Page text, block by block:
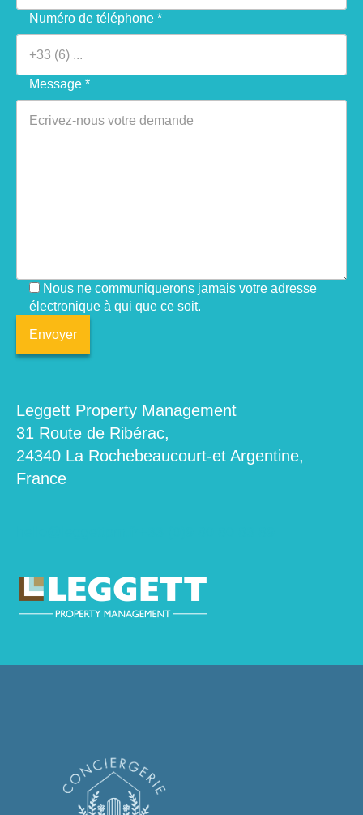
Numéro de téléphone *
Message *
Nous ne communiquerons jamais votre adresse
électronique à qui que ce soit.
Leggett Property Management
31 Route de Ribérac,
24340 La Rochebeaucourt-et Argentine,
France